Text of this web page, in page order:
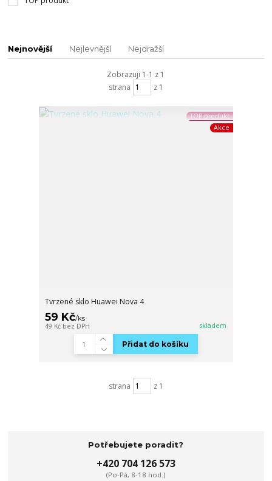
Nejnovější Nejlevnější Nejdražší
Zobrazuji 1-1 z 1
strana
z 1
TOP produkt
Akce
Tvrzené sklo Huawei Nova 4
59 Kč/ks
49 Kč bez DPH skladem
Přidat do košíku
strana z 1
Potřebujete poradit?
+420 704 126 573
(Po-Pá, 8-18 hod.)